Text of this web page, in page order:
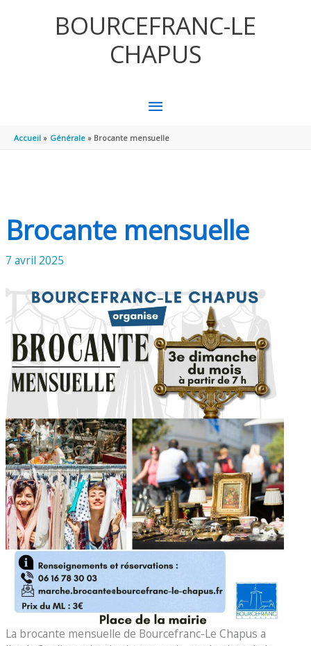
BOURCEFRANC-LE
CHAPUS
MENU
PRINCIPAL
Accueil Générale Brocante mensuelle
Brocante mensuelle
7 avril 2025
La brocante mensuelle de Bourcefranc-Le Chapus a